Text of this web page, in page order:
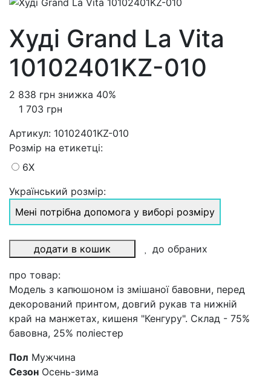
Худі Grand La Vita
10102401KZ-010
2 838 грн знижка 40%
1 703 грн
Артикул: 10102401KZ-010
Розмiр на етикетці:
6X
Український розмір:
Мені потрібна допомога у виборі розміру
додати в кошик до обраних
про товар:
Модель з капюшоном із змішаної бавовни, перед
декорований принтом, довгий рукав та нижній
край на манжетах, кишеня "Кенгуру". Склад - 75%
бавовна, 25% поліестер
Пол Мужчина
Сезон Осень-зима